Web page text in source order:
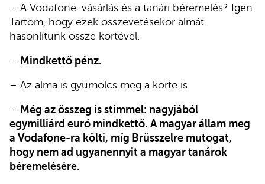
– A Vodafone-vásárlás és a tanári béremelés? Igen.
Tartom, hogy ezek összevetésekor almát
hasonlítunk össze körtével.
– Mindkettő pénz.
– Az alma is gyümölcs meg a körte is.
– Még az összeg is stimmel: nagyjából
egymilliárd euró mindkettő. A magyar állam meg
a Vodafone-ra költi, míg Brüsszelre mutogat,
hogy nem ad ugyanennyit a magyar tanárok
béremelésére.